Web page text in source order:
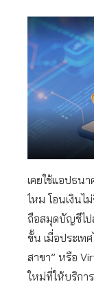
เคยใช้แอปธน
ไหม โอนเงินไ
ถือสมุดบัญชีไป
ขั้น เมื่อประเท
สาขา” หรือ
ใหม่ที่ให้บริกา